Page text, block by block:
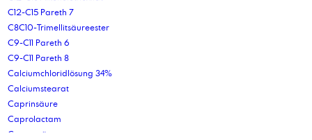
C12-C15 Pareth 7
C8C10-Trimellitsäureester
C9-C11 Pareth 6
C9-C11 Pareth 8
Calciumchloridlösung 34%
Calciumstearat
Caprinsäure
Caprolactam
Capronsäure